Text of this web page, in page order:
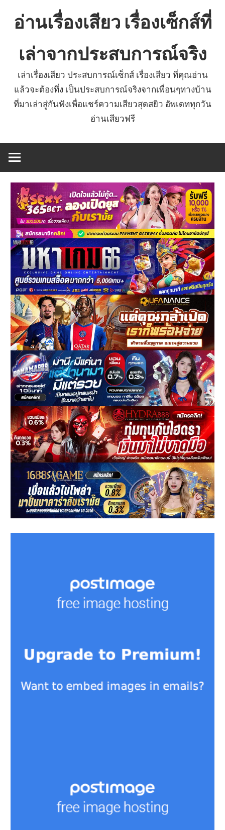
อ่านเรื่องเสียว เรื่องเซ็กส์ที่
เล่าจากประสบการณ์จริง
เล่าเรื่องเสียว ประสบการณ์เซ็กส์ เรื่องเสียว ที่คุณอ่าน
แล้วจะต้องทึ่ง เป็นประสบการณ์จริงจากเพื่อนๆทางบ้าน
ที่มาเล่าสู่กันฟังเพื่อแชร์ความเสียวสุดสยิว อัพเดททุกวัน
อ่านเสียวฟรี